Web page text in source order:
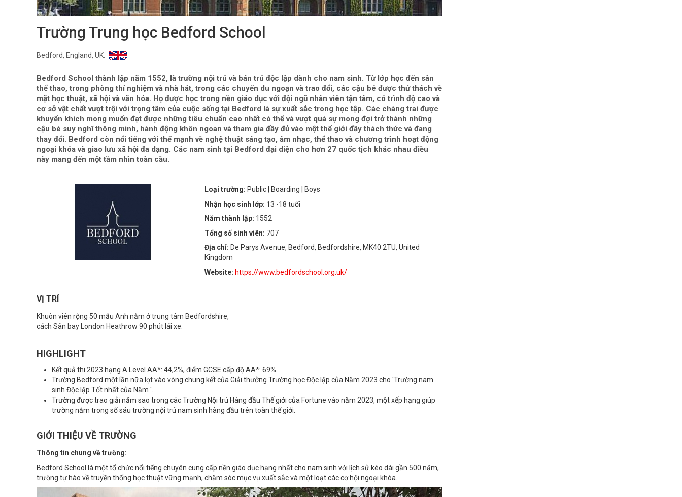
Trường Trung học Bedford School
Bedford, England, UK.
Bedford School thành lập năm 1552, là trường nội trú và bán trú độc lập dành cho nam sinh. Từ lớp học đến sân
thể thao, trong phòng thí nghiệm và nhà hát, trong các chuyến du ngoạn và trao đổi, các cậu bé được thử thách về
mặt học thuật, xã hội và văn hóa. Họ được học trong nền giáo dục với đội ngũ nhân viên tận tâm, có trình độ cao và
cơ sở vật chất vượt trội với trọng tâm của cuộc sống tại Bedford là sự xuất sắc trong học tập. Các chàng trai được
khuyến khích mong muốn đạt được những tiêu chuẩn cao nhất có thể và vượt quá sự mong đợi trở thành những
cậu bé suy nghĩ thông minh, hành động khôn ngoan và tham gia đầy đủ vào một thế giới đầy thách thức và đang
thay đổi. Bedford còn nổi tiếng với thế mạnh về nghệ thuật sáng tạo, âm nhạc, thể thao và chương trình hoạt động
ngoại khóa và giao lưu xã hội đa dạng. Các nam sinh tại Bedford đại diện cho hơn 27 quốc tịch khác nhau điều
này mang đến một tầm nhìn toàn cầu.
Loại trường: Public | Boarding
| Boys
Nhận học sinh lớp: 13 -18 tuổi
Năm thành lập: 1552
Tổng số sinh viên: 707
Địa chỉ: De Parys Avenue, Bedford, Bedfordshire, MK40 2TU, United
Kingdom
Website:https://www.bedfordschool.org.uk/
VỊ TRÍ
Khuôn viên rộng 50 mẫu Anh nằm ở trung tâm Bedfordshire,
cách Sân bay London Heathrow 90 phút lái xe.
HIGHLIGHT
Kết quả thi 2023 hạng A Level AA*: 44,2%, điểm GCSE cấp độ AA*: 69%.
Trường Bedford một lần nữa lọt vào vòng chung kết của Giải thưởng Trường học Độc lập của Năm 2023 cho 'Trường nam
sinh Độc lập Tốt nhất của Năm '.
Trường được trao giải năm sao trong các Trường Nội trú Hàng đầu Thế giới của Fortune vào năm 2023, một xếp hạng giúp
trường nằm trong số sáu trường nội trú nam sinh hàng đầu trên toàn thế giới.
GIỚI THIỆU VỀ TRƯỜNG
Thông tin chung về trường:
Bedford School là một tổ chức nổi tiếng chuyên cung cấp nền giáo dục hạng nhất cho nam sinh với lịch sử kéo dài gần 500 năm,
trường tự hào về truyền thống học thuật vững mạnh, chăm sóc mục vụ xuất sắc và một loạt các cơ hội ngoại khóa.